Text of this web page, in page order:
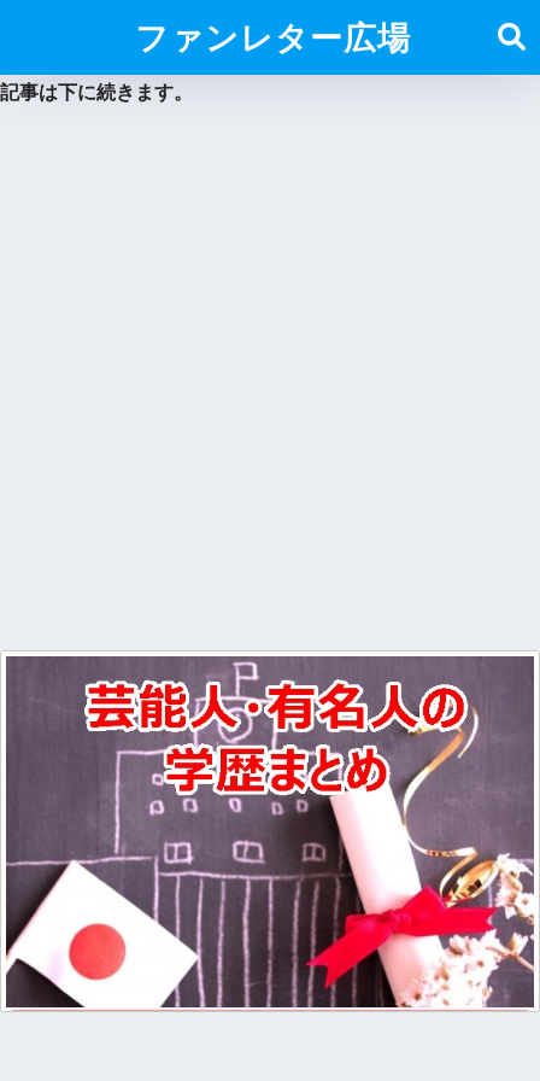
ファンレター広場
記事は下に続きます。